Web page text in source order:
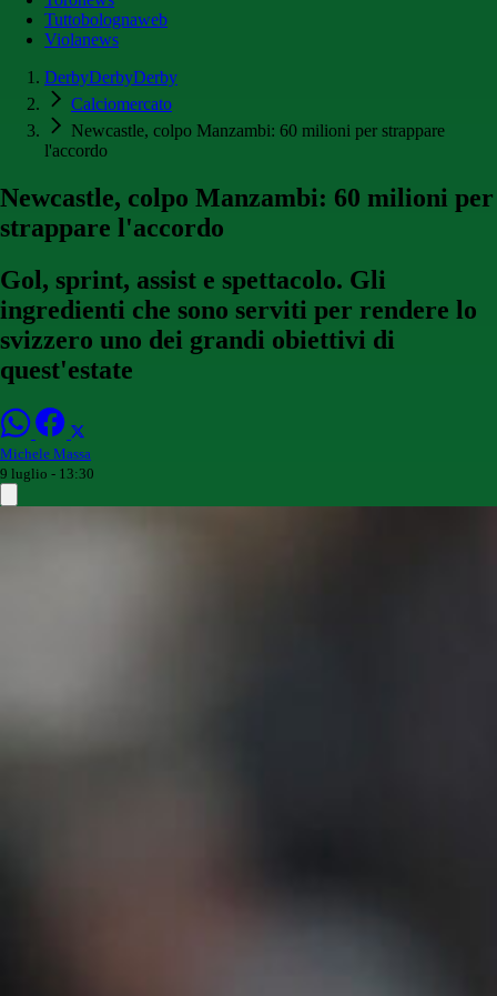
Tuttobolognaweb
Violanews
DerbyDerbyDerby
Calciomercato
Newcastle, colpo Manzambi: 60 milioni per strappare
l'accordo
Newcastle, colpo Manzambi: 60 milioni per
strappare l'accordo
Gol, sprint, assist e spettacolo. Gli
ingredienti che sono serviti per rendere lo
svizzero uno dei grandi obiettivi di
quest'estate
Michele Massa
9 luglio - 13:30